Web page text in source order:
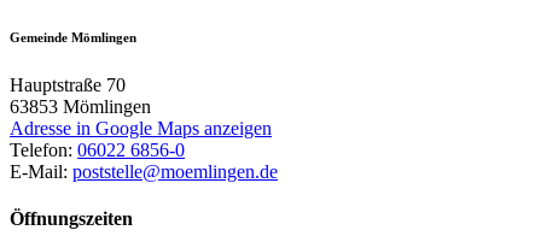
Gemeinde Mömlingen
Hauptstraße 70
63853 Mömlingen
Adresse in Google Maps anzeigen
Telefon: 06022 6856-0
E-Mail: poststelle@moemlingen.de
Öffnungszeiten